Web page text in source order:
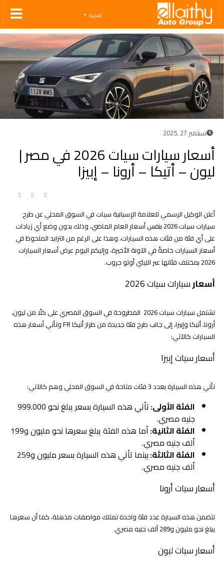
Ellaithy Auto Group
العربية
سبتمبر 27 ,2025
أسعار سيارات سيات 2026 في مصر |
ليون – أتيكا – أرونا – إبيزا
أعلن الوكيل الرسمي للعلامة الإسبانية سيات في السوق المحلي عن طرح
سيارات سيات 2026 بنفس أسعار العام الماضي، وذلك بدون وضع أي زيادات
على أي فئة من فئات هذه السيارات، وهذا على الرغم من التزايد الملحوظ في
أسعار السيارات خاصةً في الآونة الأخيرة، وإليكم اليوم عرض أسعار السيارات
2026 بمختلف فئاتها عبر الليثي أوتو جروب.
أسعارسيارات سيات 2026
تشتمل سيارات سيات 2026 المطروحة في السوق المصري على كلًا من ليون،
أرونا، أتيكا وإبيزا، إلى جانب طرح فئة جديدة من طراز أتيكا FR وتأتي أسعار هذه
السيارات كالآتي:
أسعار سيات إبيزا
تأتي هذه السيارة بعدد 3 فئات متاحة في السوق المحلي وهم كالآتي:
الفئة الأولى:
تأتي هذه السيارة بسعر يبلغ نحو 999.000
جنيه مصري.
الفئة الثانية:
أما هذه الفئة يبلغ سعرها نحو مليون و199
ألف جنيه مصري.
الفئة الثالثة:
بينما تأتي هذه السيارة بسعر مليون و259
ألف جنيه مصري.
أسعار سيات أرونا
تتضمن هذه السيارة عدد فئة واحدة تمتلك مواصفات مذهلة، كما أن سعرها
يبلغ نحو مليون و289 ألف جنيه مصري.
أسعار سيات ليون